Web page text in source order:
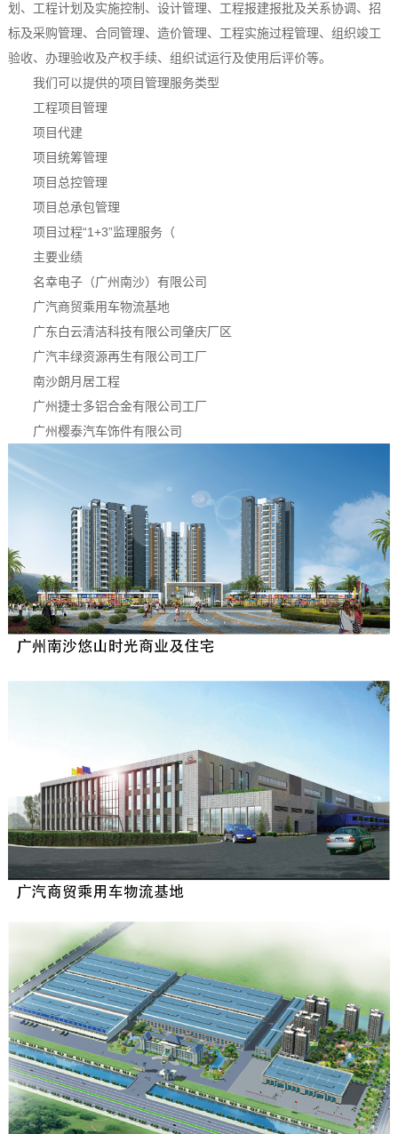
划、工程计划及实施控制、设计管理、工程报建报批及关系协调、招
标及采购管理、合同管理、造价管理、工程实施过程管理、组织竣工
验收、办理验收及产权手续、组织试运行及使用后评价等。
我们可以提供的项目管理服务类型
工程项目管理
项目代建
项目统筹管理
项目总控管理
项目总承包管理
项目过程“1+3”监理服务（
主要业绩
名幸电子（广州南沙）有限公司
广汽商贸乘用车物流基地
广东白云清洁科技有限公司肇庆厂区
广汽丰绿资源再生有限公司工厂
南沙朗月居工程
广州捷士多铝合金有限公司工厂
广州樱泰汽车饰件有限公司